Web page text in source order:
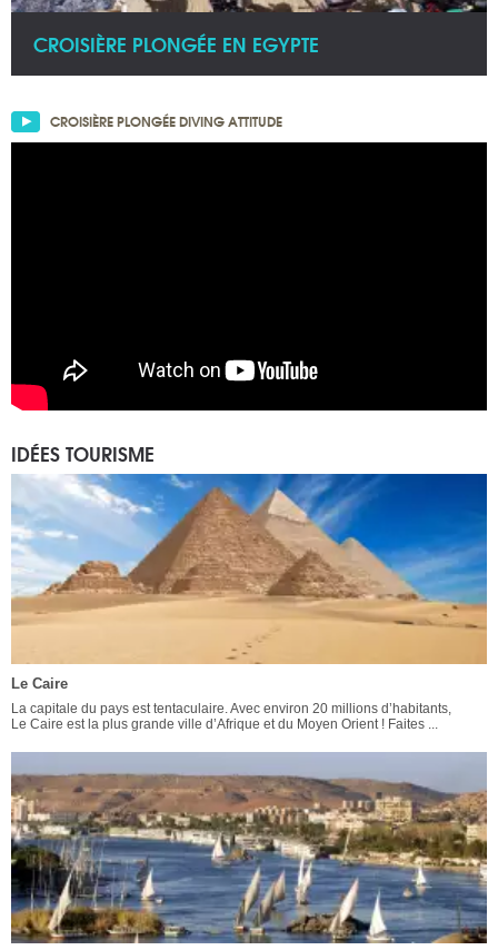
CROISIÈRE PLONGÉE EN EGYPTE
CROISIÈRE PLONGÉE DIVING ATTITUDE
IDÉES TOURISME
Le Caire
La capitale du pays est tentaculaire. Avec environ 20 millions d’habitants,
Le Caire est la plus grande ville d’Afrique et du Moyen Orient ! Faites ...